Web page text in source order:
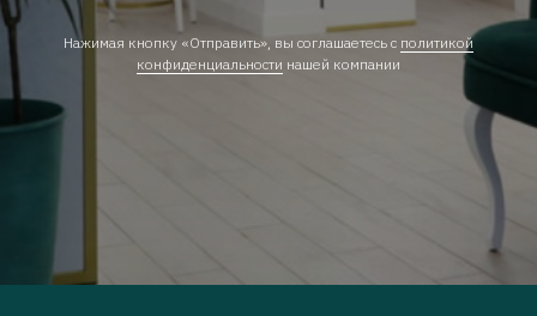
Нажимая кнопку «Отправить», вы соглашаетесь с политикой
конфиденциальности нашей компании